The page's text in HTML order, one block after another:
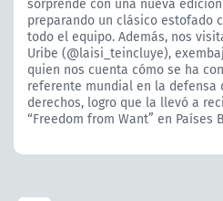
preparando un clásico estofado
todo el equipo. Además, nos
Uribe (@laisi_teincluye),
quien nos cuenta cómo se ha
referente mundial en la defensa
derechos, logro que la llevó a
“Freedom from Want” en Países